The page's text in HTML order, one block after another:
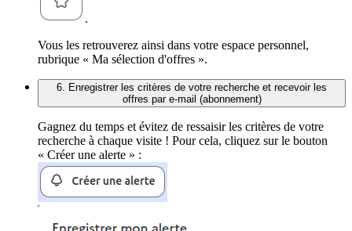
.
Vous les retrouverez ainsi dans votre espace personnel,
rubrique « Ma sélection d'offres ».
6. Enregistrer les critères de votre recherche et recevoir les
offres par e-mail (abonnement)
Gagnez du temps et évitez de ressaisir les critères de votre
recherche à chaque visite ! Pour cela, cliquez sur le bouton
« Créer une alerte » :